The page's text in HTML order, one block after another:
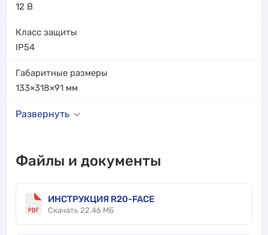
12 В
Класс защиты
IP54
Габаритные размеры
133×318×91 мм
Развернуть
Файлы и документы
ИНСТРУКЦИЯ R20-FACE
Скачать 22.46 МБ